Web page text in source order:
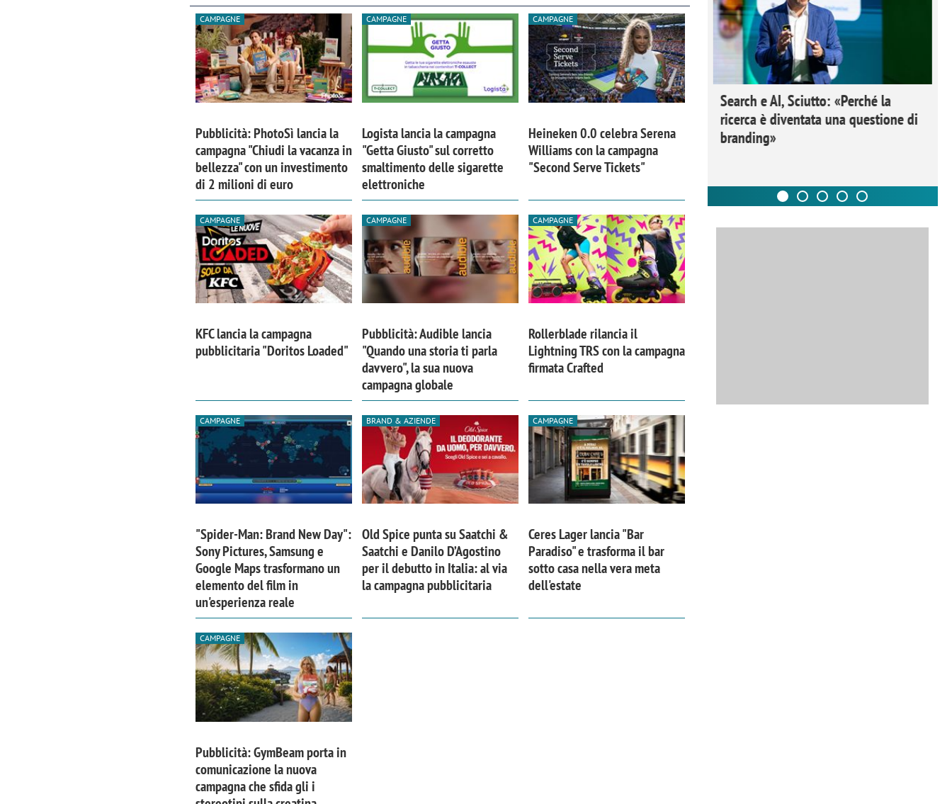
CAMPAGNE
Pubblicità: PhotoSì lancia la
campagna "Chiudi la vacanza in
bellezza" con un investimento
di 2 milioni di euro
CAMPAGNE
Logista lancia la campagna
"Getta Giusto" sul corretto
smaltimento delle sigarette
elettroniche
CAMPAGNE
Heineken 0.0 celebra Serena
Williams con la campagna
"Second Serve Tickets"
CAMPAGNE
KFC lancia la campagna
pubblicitaria "Doritos Loaded"
CAMPAGNE
Pubblicità: Audible lancia
"Quando una storia ti parla
davvero", la sua nuova
campagna globale
CAMPAGNE
Rollerblade rilancia il
Lightning TRS con la campagna
firmata Crafted
CAMPAGNE
"Spider-Man: Brand New Day":
Sony Pictures, Samsung e
Google Maps trasformano un
elemento del film in
un'esperienza reale
BRAND & AZIENDE
Old Spice punta su Saatchi &
Saatchi e Danilo D’Agostino
per il debutto in Italia: al via
la campagna pubblicitaria
CAMPAGNE
Ceres Lager lancia "Bar
Paradiso" e trasforma il bar
sotto casa nella vera meta
dell'estate
CAMPAGNE
Pubblicità: GymBeam porta in
comunicazione la nuova
campagna che sfida gli i
«Marketing e prodotto devono
Emanuele Viora di Deloitte Digital:
amplificare il talento»
Ricerche di mercato. Neri, Ipsos
fenomeni: bisogna comprenderli e
tradurli in azioni»
Search e AI, Sciutto: «Perché la
ricerca è diventata una questione di
branding»